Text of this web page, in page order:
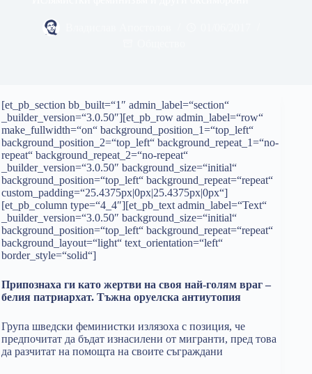
[et_pb_section bb_built=“1″ admin_label=“section“
_builder_version=“3.0.50″][et_pb_row admin_label=“row“
make_fullwidth=“on“ background_position_1=“top_left“
background_position_2=“top_left“ background_repeat_1=“no-
repeat“ background_repeat_2=“no-repeat“
_builder_version=“3.0.50″ background_size=“initial“
background_position=“top_left“ background_repeat=“repeat“
custom_padding=“25.4375px|0px|25.4375px|0px“]
[et_pb_column type=“4_4″][et_pb_text admin_label=“Text“
_builder_version=“3.0.50″ background_size=“initial“
background_position=“top_left“ background_repeat=“repeat“
background_layout=“light“ text_orientation=“left“
border_style=“solid“]
Припознаха ги като жертви на своя най-голям враг –
белия патриархат. Тъжна оруелска антиутопия
Група шведски феминистки излязоха с позиция, че
предпочитат да бъдат изнасилени от мигранти, пред това
да разчитат на помощта на своите съграждани